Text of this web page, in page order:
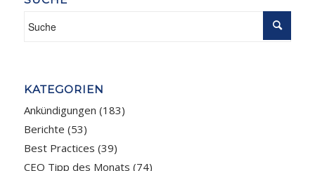
KATEGORIEN
Ankündigungen (183)
Berichte (53)
Best Practices (39)
CEO Tipp des Monats (74)